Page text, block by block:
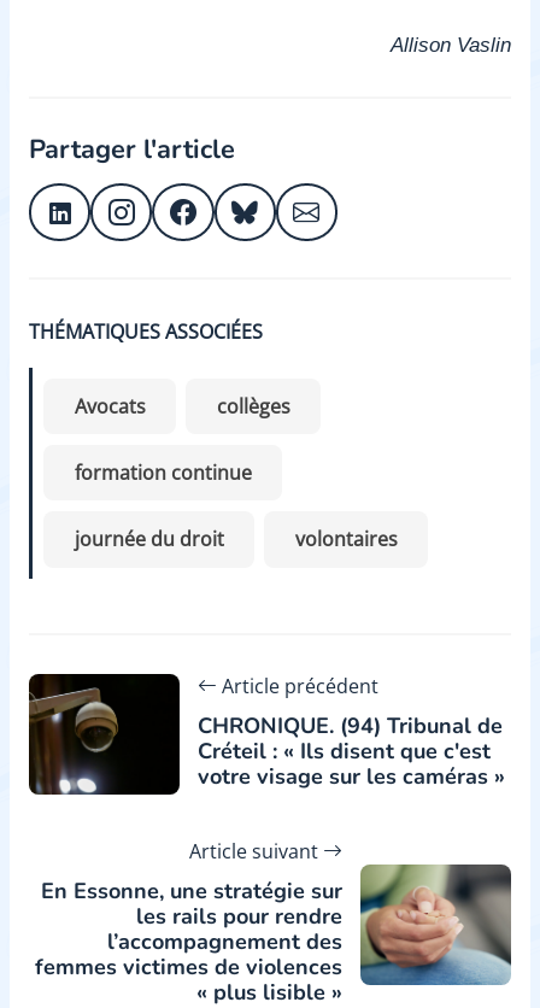
Allison Vaslin
Partager l'article
THÉMATIQUES ASSOCIÉES
Avocats collèges
formation continue
journée du droit volontaires
Article précédent
CHRONIQUE. (94) Tribunal de
Créteil : « Ils disent que c'est
votre visage sur les caméras »
Article suivant
En Essonne, une stratégie sur
les rails pour rendre
l’accompagnement des
femmes victimes de violences
« plus lisible »